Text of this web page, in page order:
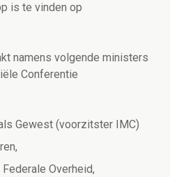
is te vinden op
namens volgende ministers
Conferentie
Gewest (voorzitster IMC)
Overheid,